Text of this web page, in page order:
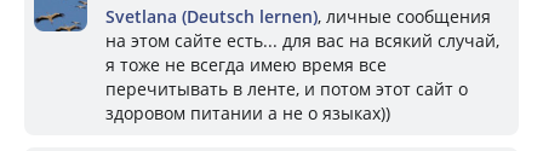
Svetlana (Deutsch lernen), личные сообщения
на этом сайте есть... для вас на всякий случай,
я тоже не всегда имею время все
перечитывать в ленте, и потом этот сайт о
здоровом питании а не о языках))